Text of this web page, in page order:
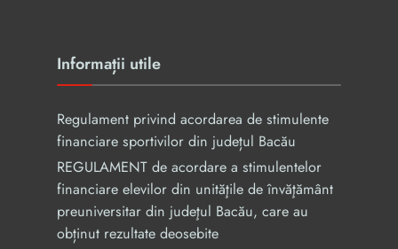
Informații utile
Regulament privind acordarea de stimulente
financiare sportivilor din județul Bacău
REGULAMENT de acordare a stimulentelor
financiare elevilor din unităţile de învăţământ
preuniversitar din judeţul Bacău, care au
obținut rezultate deosebite